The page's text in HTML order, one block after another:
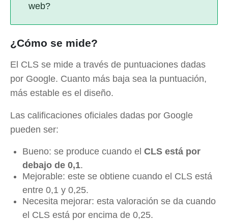
web?
¿Cómo se mide?
El CLS se mide a través de puntuaciones dadas
por Google. Cuanto más baja sea la puntuación,
más estable es el diseño.
Las calificaciones oficiales dadas por Google
pueden ser:
Bueno: se produce cuando el CLS está por
debajo de 0,1.
Mejorable: este se obtiene cuando el CLS está
entre 0,1 y 0,25.
Necesita mejorar: esta valoración se da cuando
el CLS está por encima de 0,25.